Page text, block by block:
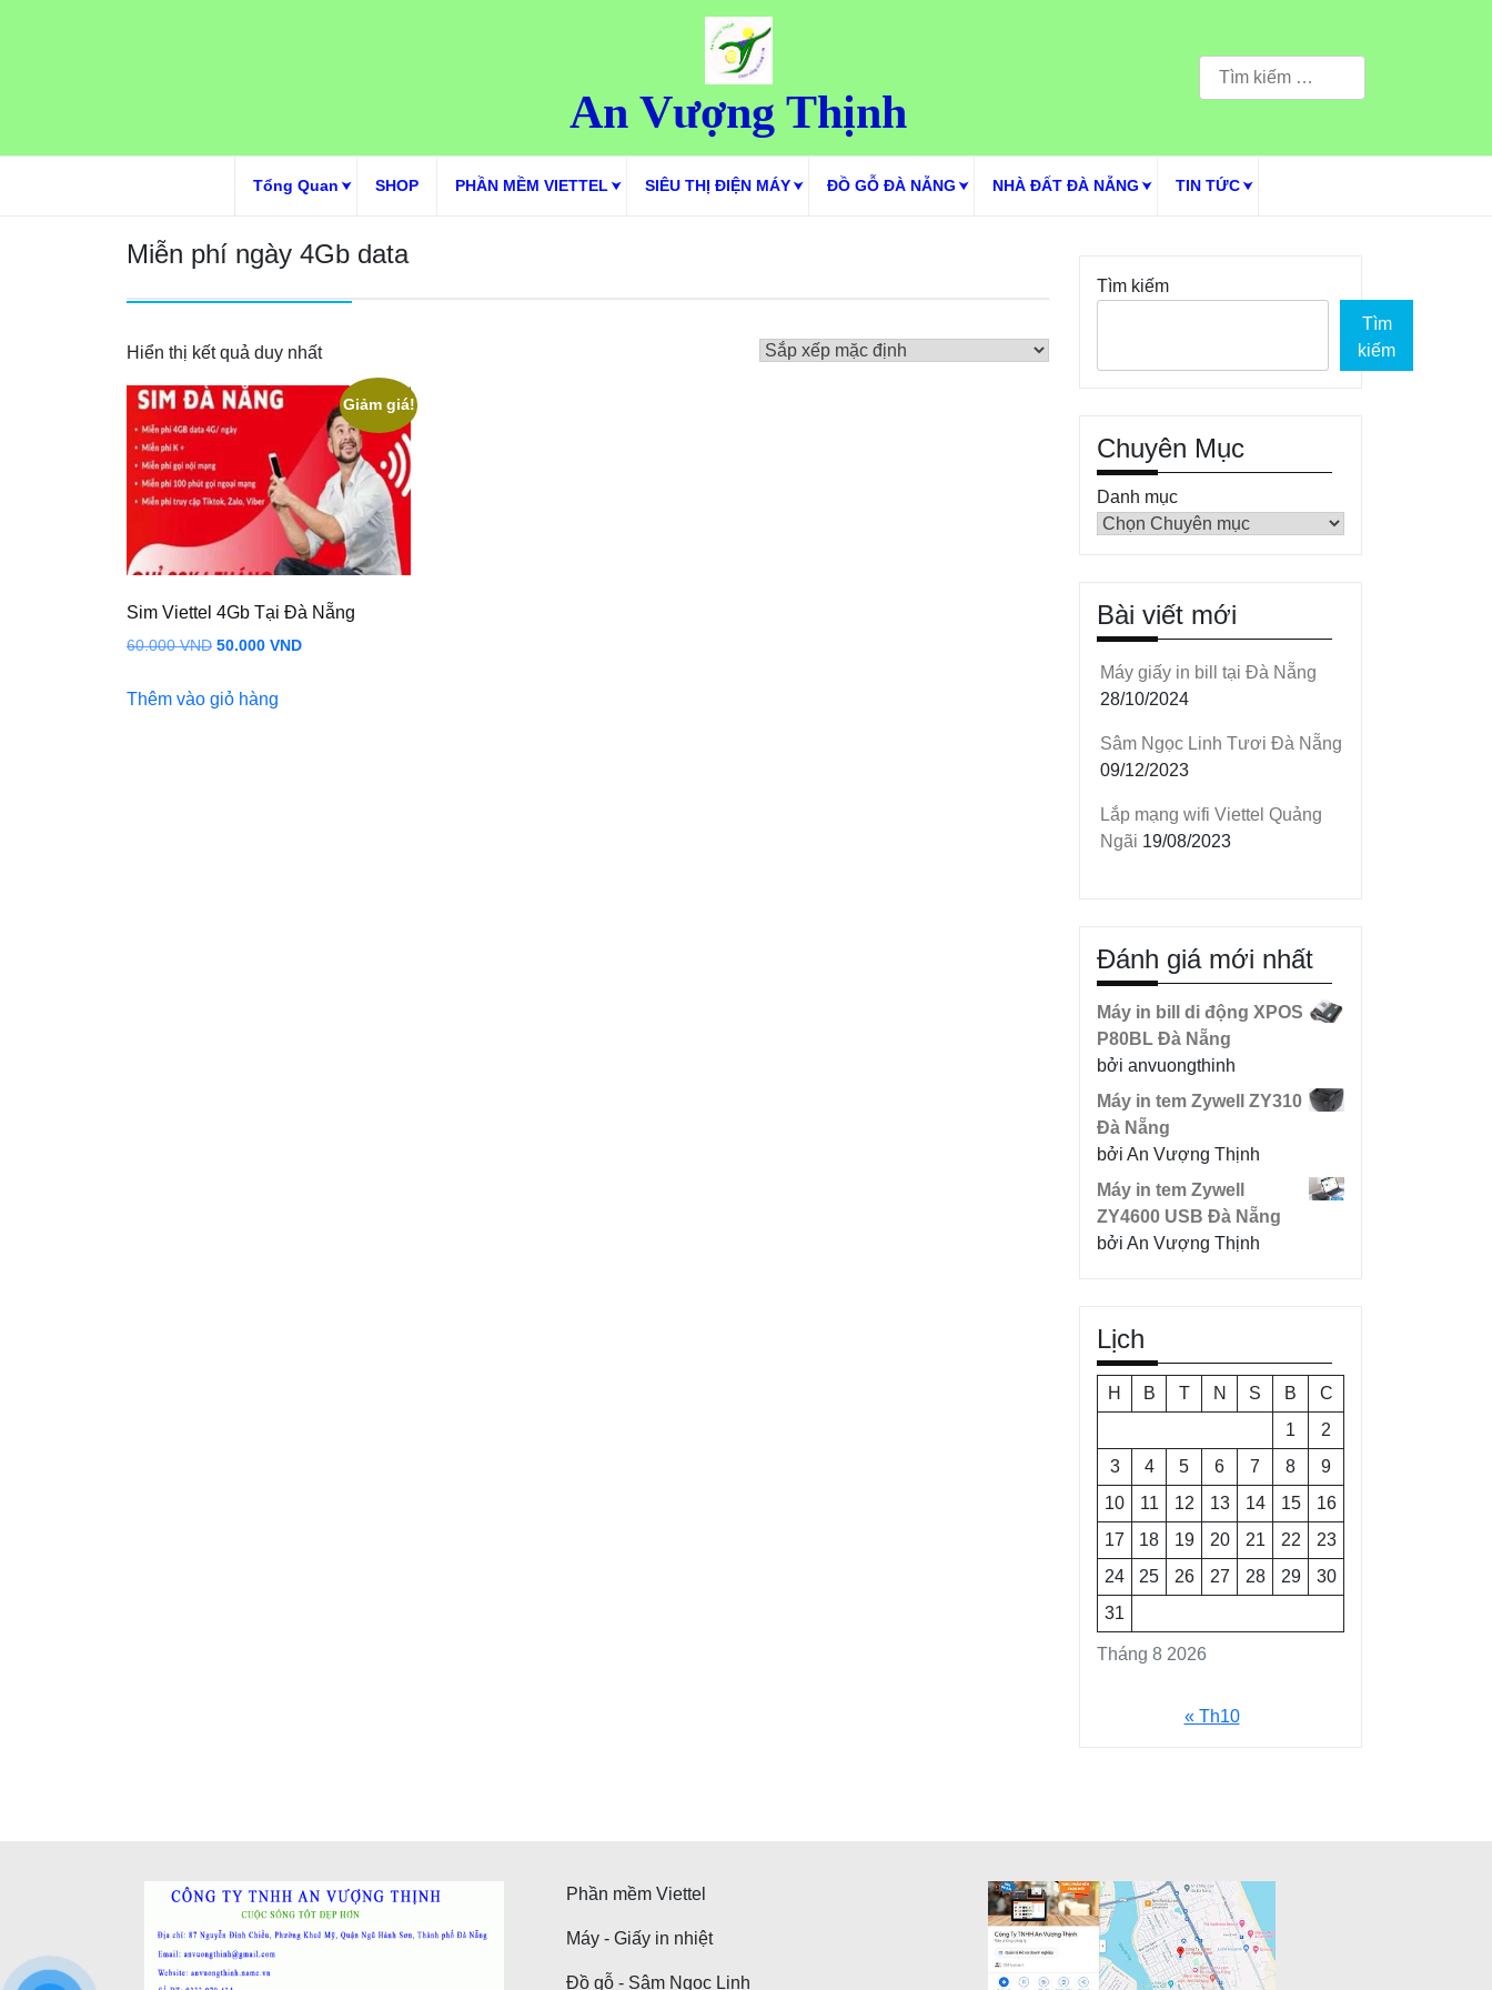
An Vượng Thịnh
Tìm
kiếm
Tổng Quan SHOP PHẦN MỀM VIETTEL SIÊU THỊ ĐIỆN MÁY ĐỒ GỖ ĐÀ NẴNG NHÀ ĐẤT ĐÀ NẴNG TIN TỨC
Miễn phí ngày 4Gb data
Hiển thị kết quả duy nhất
Giảm giá!
Sim Viettel 4Gb Tại Đà Nẵng
60.000VND Giá
là:
50.000 VNDGiá
Thêm vào giỏ hàng
Tìm kiếm
Tìm
kiếm
Chuyên Mục
Danh mục
Bài viết mới
Máy giấy in bill tại Đà Nẵng
28/10/2024
Sâm Ngọc Linh Tươi Đà Nẵng
09/12/2023
Lắp mạng wifi Viettel Quảng
Ngãi 19/08/2023
Đánh giá mới nhất
Máy in bill di động XPOS
P80BL Đà Nẵng
bởi anvuongthinh
Máy in tem Zywell ZY310
Đà Nẵng
bởi An Vượng Thịnh
Máy in tem Zywell
ZY4600 USB Đà Nẵng
bởi An Vượng Thịnh
Lịch
Tháng 8 2026
H B T N S B
C
1
2
3
4 5 6 7 8
9
10
11 12 13 14 15
16
17
18 19 20 21 22
23
24
25 26 27 28 29
30
31
« Th10
Phần mềm Viettel
Máy - Giấy in nhiệt
Đồ gỗ - Sâm Ngọc Linh